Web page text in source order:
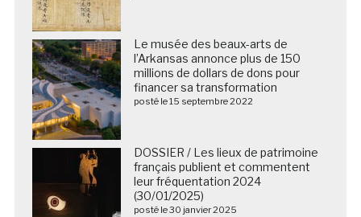
Le musée des beaux-arts de
l’Arkansas annonce plus de 150
millions de dollars de dons pour
financer sa transformation
posté le 15 septembre 2022
DOSSIER / Les lieux de patrimoine
français publient et commentent
leur fréquentation 2024
(30/01/2025)
posté le 30 janvier 2025